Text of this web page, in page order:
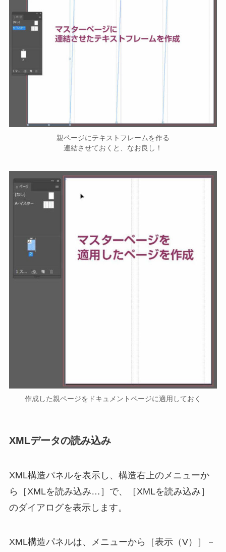
親ページにテキストフレームを作る
連結させておくと、なお良し！
作成した親ページをドキュメントページに適用しておく
XMLデータの読み込み
XML構造パネルを表示し、構造右上のメニューか
ら［XMLを読み込み…］で、［XMLを読み込み］
のダイアログを表示します。
XML構造パネルは、メニューから［表示（V）］－